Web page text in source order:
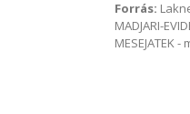
Forrás:
MADJARI-